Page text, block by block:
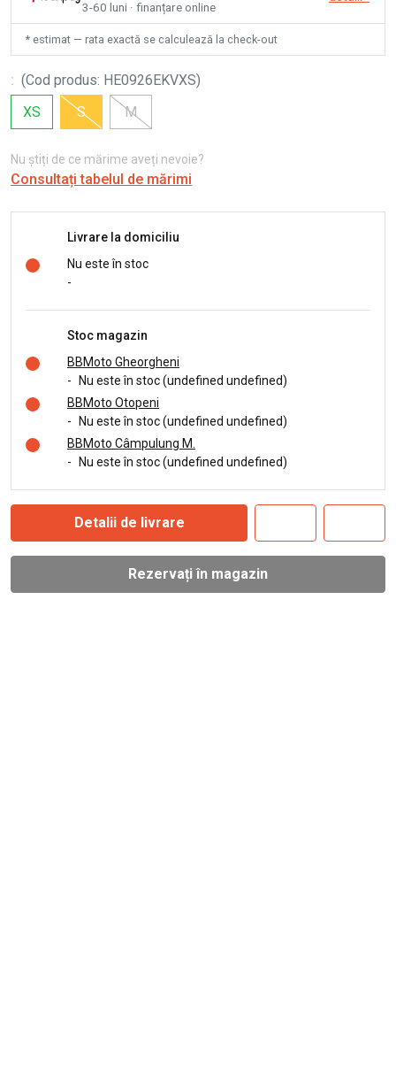
3-60 luni · finanțare online
* estimat — rata exactă se calculează la check-out
: (Cod produs: HE0926EKVXS)
XS
S M
Nu știți de ce mărime aveți nevoie?
Consultați tabelul de mărimi
Livrare la domiciliu
Nu este în stoc
-
Stoc magazin
BBMoto Gheorgheni
-
Nu este în stoc (undefined undefined)
BBMoto Otopeni
-
Nu este în stoc (undefined undefined)
BBMoto Câmpulung M.
-
Nu este în stoc (undefined undefined)
Detalii de livrare
Rezervați în magazin